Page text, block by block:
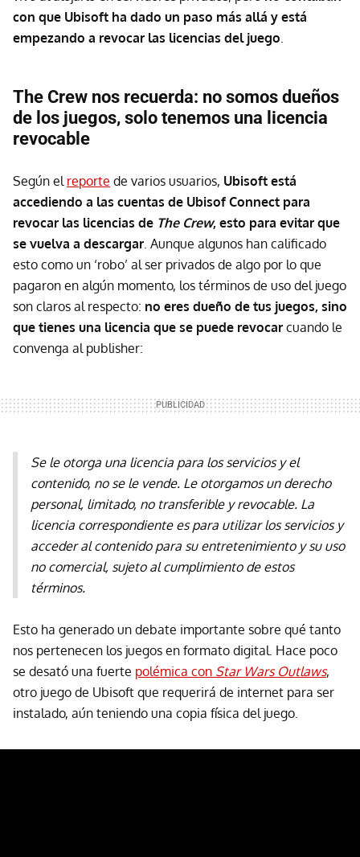
con que Ubisoft ha dado un paso más allá y está
empezando a revocar las licencias del juego.
The Crew nos recuerda: no somos dueños
de los juegos, solo tenemos una licencia
revocable
Según el reporte de varios usuarios, Ubisoft está
accediendo a las cuentas de Ubisof Connect para
revocar las licencias de The Crew, esto para evitar que
se vuelva a descargar. Aunque algunos han calificado
esto como un ‘robo’ al ser privados de algo por lo que
pagaron en algún momento, los términos de uso del juego
son claros al respecto: no eres dueño de tus juegos, sino
que tienes una licencia que se puede revocar cuando le
convenga al publisher:
Se le otorga una licencia para los servicios y el
contenido, no se le vende. Le otorgamos un derecho
personal, limitado, no transferible y revocable. La
licencia correspondiente es para utilizar los servicios y
acceder al contenido para su entretenimiento y su uso
no comercial, sujeto al cumplimiento de estos
términos.
Esto ha generado un debate importante sobre qué tanto
nos pertenecen los juegos en formato digital. Hace poco
se desató una fuerte polémica con Star Wars Outlaws,
otro juego de Ubisoft que requerirá de internet para ser
instalado, aún teniendo una copia física del juego.